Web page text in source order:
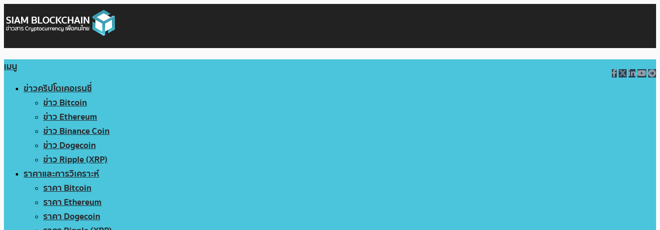
เมนู
ข่าวคริปโตเคอเรนซี่
ข่าว Bitcoin
ข่าว Ethereum
ข่าว Binance Coin
ข่าว Dogecoin
ข่าว Ripple (XRP)
ราคาและการวิเคราะห์
ราคา Bitcoin
ราคา Ethereum
ราคา Dogecoin